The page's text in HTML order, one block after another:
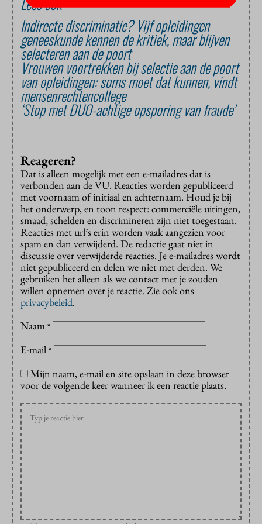
Indirecte discriminatie? Vijf opleidingen
geneeskunde kennen de kritiek, maar blijven
selecteren aan de poort
Vrouwen voortrekken bij selectie aan de poort
van opleidingen: soms moet dat kunnen, vindt
mensenrechtencollege
‘Stop met DUO-achtige opsporing van fraude’
Reageren?
Dat is alleen mogelijk met een e-mailadres dat is
verbonden aan de VU. Reacties worden gepubliceerd
met voornaam of initiaal en achternaam. Houd je bij
het onderwerp, en toon respect: commerciële uitingen,
smaad, schelden en discrimineren zijn niet toegestaan.
Reacties met url’s erin worden vaak aangezien voor
spam en dan verwijderd. De redactie gaat niet in
discussie over verwijderde reacties. Je e-mailadres wordt
niet gepubliceerd en delen we niet met derden. We
gebruiken het alleen als we contact met je zouden
willen opnemen over je reactie. Zie ook ons
privacybeleid.
Naam *
E-mail *
Mijn naam, e-mail en site opslaan in deze browser
voor de volgende keer wanneer ik een reactie plaats.